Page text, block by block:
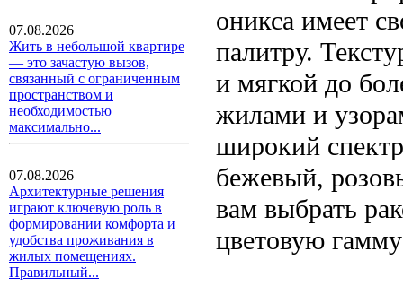
07.08.2026
Жить в небольшой квартире
— это зачастую вызов,
связанный с ограниченным
пространством и
необходимостью
максимально...
07.08.2026
Архитектурные решения
играют ключевую роль в
формировании комфорта и
удобства проживания в
жилых помещениях.
Правильный...
оникса имеет
палитру.
и мягкой до
жилами и
широкий
бежевый,
вам выбрать
цветовую